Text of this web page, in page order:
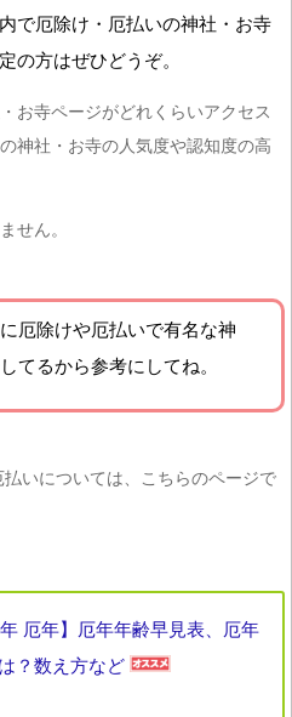
で厄除け・厄払いの神社・お寺
の方はぜひどうぞ。
お寺ページがどれくらいアクセス
神社・お寺の人気度や認知度の高
せん。
厄除けや厄払いで有名な神
してるから参考にしてね。
いについては、こちらのページで
年 厄年】厄年年齢早見表、厄年
？数え方など